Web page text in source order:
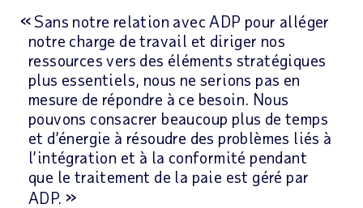
Sans notre relation avec ADP pour alléger
notre charge de travail et diriger nos
ressources vers des éléments stratégiques
plus essentiels, nous ne serions pas en
mesure de répondre à ce besoin. Nous
pouvons consacrer beaucoup plus de temps
et d’énergie à résoudre des problèmes liés à
l’intégration et à la conformité pendant
que le traitement de la paie est géré par
ADP.